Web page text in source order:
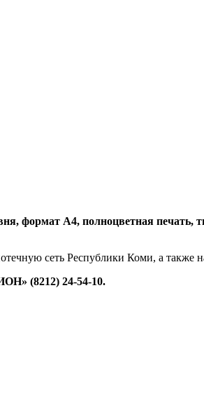
формат А4, полноцветная печать,
сеть Республики Коми, а также
(8212) 24-54-10.